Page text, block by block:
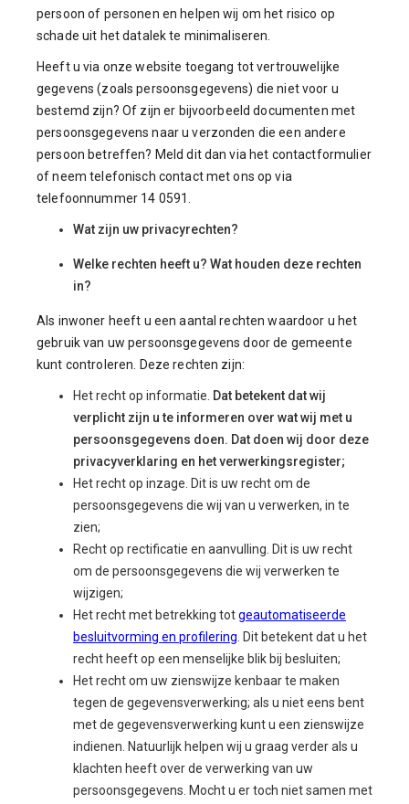
persoon of personen en helpen wij om het risico op
schade uit het datalek te minimaliseren.
Heeft u via onze website toegang tot vertrouwelijke
gegevens (zoals persoonsgegevens) die niet voor u
bestemd zijn? Of zijn er bijvoorbeeld documenten met
persoonsgegevens naar u verzonden die een andere
persoon betreffen? Meld dit dan via het contactformulier
of neem telefonisch contact met ons op via
telefoonnummer 14 0591.
Wat zijn uw privacyrechten?
Welke rechten heeft u? Wat houden deze rechten
in?
Als inwoner heeft u een aantal rechten waardoor u het
gebruik van uw persoonsgegevens door de gemeente
kunt controleren. Deze rechten zijn:
Het recht op informatie. Dat betekent dat wij
verplicht zijn u te informeren over wat wij met u
persoonsgegevens doen. Dat doen wij door deze
privacyverklaring en het verwerkingsregister;
Het recht op inzage. Dit is uw recht om de
persoonsgegevens die wij van u verwerken, in te
zien;
Recht op rectificatie en aanvulling. Dit is uw recht
om de persoonsgegevens die wij verwerken te
wijzigen;
Het recht met betrekking totgeautomatiseerde
besluitvorming en profilering . Dit betekent dat u het
recht heeft op een menselijke blik bij besluiten;
Het recht om uw zienswijze kenbaar te maken
tegen de gegevensverwerking; als u niet eens bent
met de gegevensverwerking kunt u een zienswijze
indienen. Natuurlijk helpen wij u graag verder als u
klachten heeft over de verwerking van uw
persoonsgegevens. Mocht u er toch niet samen met